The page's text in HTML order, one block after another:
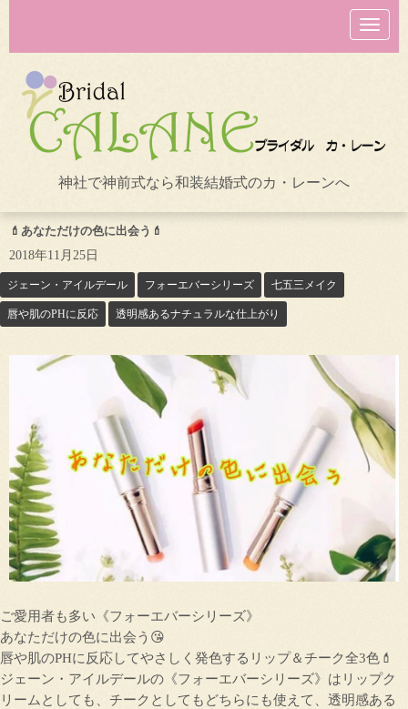
N
a
v
o
n
神社で神前式なら和装結婚式のカ・レーンへ
💄あなただけの色に出会う💄
2018年11月25日
ジェーン・アイルデール フォーエバーシリーズ 七五三メイク
唇や肌のPHに反応 透明感あるナチュラルな仕上がり
ご愛用者も多い《フォーエバーシリーズ》
あなただけの色に出会う😘
唇や肌のPHに反応してやさしく発色するリップ＆チーク全3色💄
ジェーン・アイルデールの《フォーエバーシリーズ》はリップク
リームとしても、チークとしてもどちらにも使えて、透明感ある